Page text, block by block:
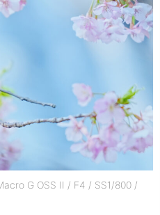
G OSS II / F4 / SS1/800 /